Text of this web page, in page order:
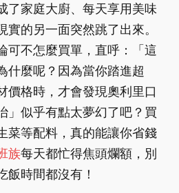
了家庭大廚、每天享用美味
實的另一面突然跳了出來。
可不怎麼買單，直呼：「這
什麼呢？因為當你踏進超
價格時，才會發現奧利里口
」似乎有點太夢幻了吧？買
菜等配料，真的能讓你省錢
族每天都忙得焦頭爛額，別
飯時間都沒有！